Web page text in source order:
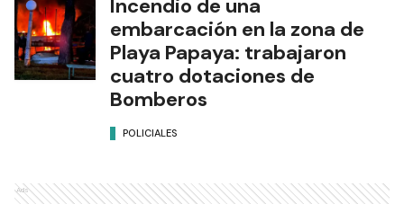
Incendio de una
embarcación en la zona de
Playa Papaya: trabajaron
cuatro dotaciones de
Bomberos
POLICIALES
Ads